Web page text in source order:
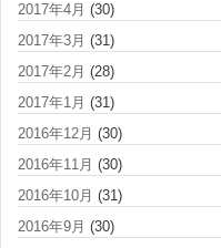
2017年4月 (30)
2017年3月 (31)
2017年2月 (28)
2017年1月 (31)
2016年12月 (30)
2016年11月 (30)
2016年10月 (31)
2016年9月 (30)